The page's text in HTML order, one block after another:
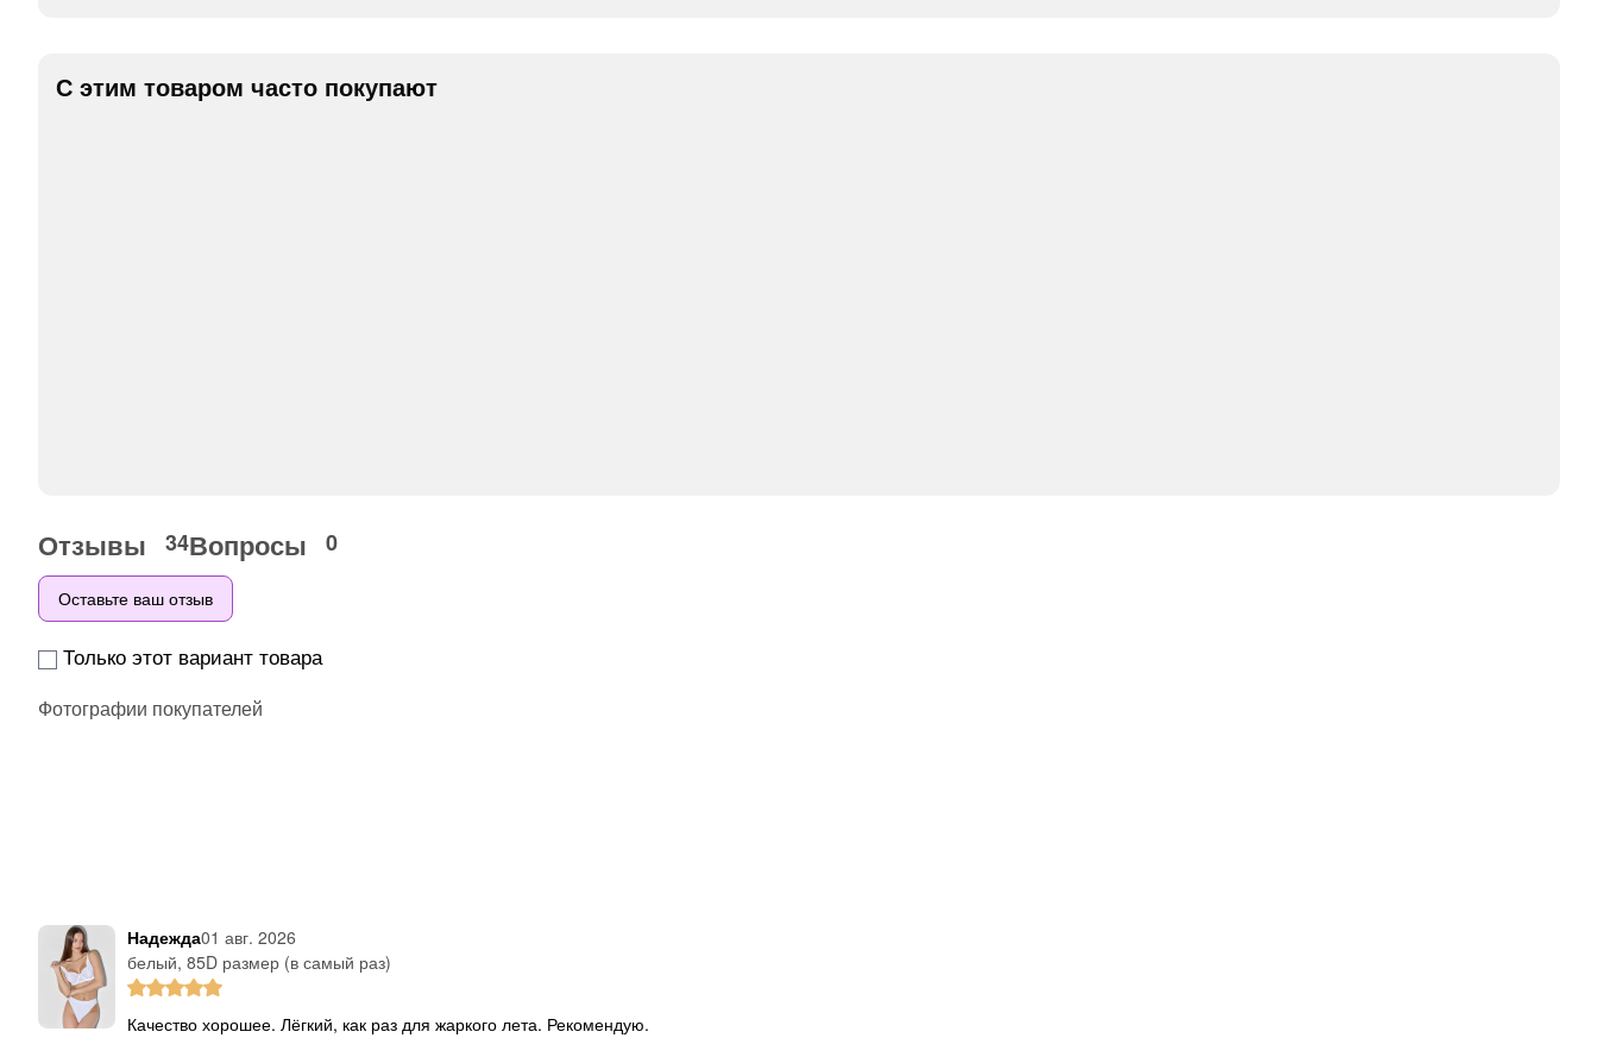
С этим товаром часто покупают
Отзывы 34Вопросы 0
Оставьте ваш отзыв
Только этот вариант товара
Фотографии покупателей
Надежда01 авг. 2026
белый, 85D размер (в самый раз)
Качество хорошее. Лёгкий, как раз для жаркого лета. Рекомендую.